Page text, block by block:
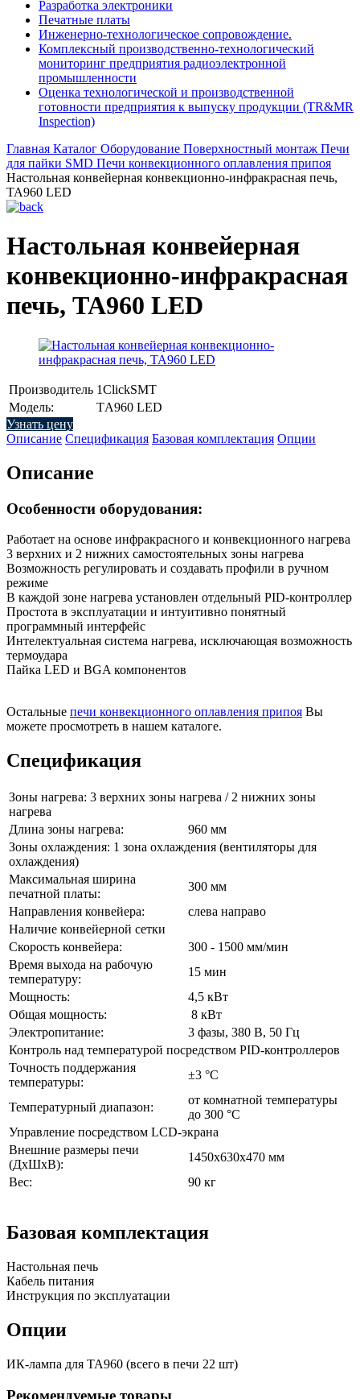
Разработка электроники
Печатные платы
Инженерно-технологическое сопровождение.
Комплексный производственно-технологический
мониторинг предприятия радиоэлектронной
промышленности
Оценка технологической и производственной
готовности предприятия к выпуску продукции (TR&MR
Inspection)
Главная Каталог Оборудование Поверхностный монтаж Печи
для пайки SMD Печи конвекционного оплавления припоя
Настольная конвейерная конвекционно-инфракрасная печь,
ТА960 LED
Настольная конвейерная
конвекционно-инфракрасная
печь, ТА960 LED
Производитель 1ClickSMT
Модель:
TА960 LED
Узнать цену
Описание Спецификация Базовая комплектация Опции
Описание
Особенности оборудования:
Работает на основе инфракрасного и конвекционного нагрева
3 верхних и 2 нижних самостоятельных зоны нагрева
Возможность регулировать и создавать профили в ручном
режиме
В каждой зоне нагрева установлен отдельный PID-контроллер
Простота в эксплуатации и интуитивно понятный
программный интерфейс
Интелектуальная система нагрева, исключающая возможность
термоудара
Пайка LED и BGA компонентов
Остальные печи конвекционного оплавления припоя Вы
можете просмотреть в нашем каталоге.
Спецификация
Зоны нагрева: 3 верхних зоны нагрева / 2 нижних зоны
нагрева
Длина зоны нагрева:
960 мм
Зоны охлаждения: 1 зона охлаждения (вентиляторы для
охлаждения)
Максимальная ширина
печатной платы:
300 мм
Направления конвейера:
слева направо
Наличие конвейерной сетки
Скорость конвейера:
300 - 1500 мм/мин
Время выхода на рабочую
температуру:
15 мин
Мощность:
4,5 кВт
Общая мощность:
8 кВт
Электропитание:
3 фазы, 380 В, 50 Гц
Контроль над температурой посредством PID-контроллеров
Точность поддержания
температуры:
±3 °C
Температурный диапазон:
от комнатной температуры
до 300 °C
Управление посредством LCD-экрана
Внешние размеры печи
(ДхШхВ):
1450х630х470 мм
Вес:
90 кг
Базовая комплектация
Настольная печь
Кабель питания
Инструкция по эксплуатации
Опции
ИК-лампа для TA960 (всего в печи 22 шт)
Рекомендуемые товары